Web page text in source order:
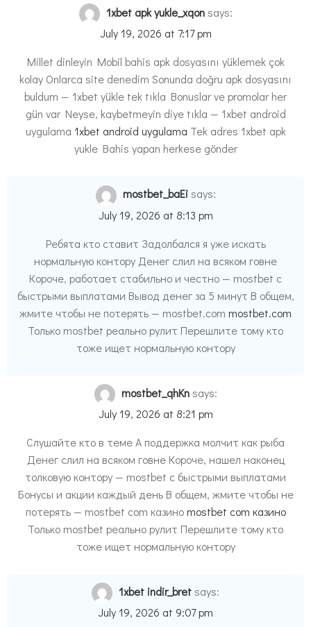
1xbet apk yukle_xqon says:
July 19, 2026 at 7:17 pm
Millet dinleyin Mobil bahis apk dosyasını yüklemek çok
kolay Onlarca site denedim Sonunda doğru apk dosyasını
buldum — 1xbet yükle tek tıkla Bonuslar ve promolar her
gün var Neyse, kaybetmeyin diye tıkla — 1xbet android
uygulama 1xbet android uygulama Tek adres 1xbet apk
yukle Bahis yapan herkese gönder
mostbet_baEi says:
July 19, 2026 at 8:13 pm
Ребята кто ставит Задолбался я уже искать
нормальную контору Денег слил на всяком говне
Короче, работает стабильно и честно — mostbet с
быстрыми выплатами Вывод денег за 5 минут В общем,
жмите чтобы не потерять — mostbet.com mostbet.com
Только mostbet реально рулит Перешлите тому кто
тоже ищет нормальную контору
mostbet_qhKn says:
July 19, 2026 at 8:21 pm
Слушайте кто в теме А поддержка молчит как рыба
Денег слил на всяком говне Короче, нашел наконец
толковую контору — mostbet с быстрыми выплатами
Бонусы и акции каждый день В общем, жмите чтобы не
потерять — mostbet com казиноmostbet com казино
Только mostbet реально рулит Перешлите тому кто
тоже ищет нормальную контору
1xbet indir_bretsays:
July 19, 2026 at 9:07 pm